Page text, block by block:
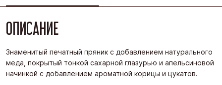
ОПИСАНИЕ
Знаменитый печатный пряник с добавлением натурального
меда, покрытый тонкой сахарной глазурью и апельсиновой
начинкой с добавлением ароматной корицы и цукатов.